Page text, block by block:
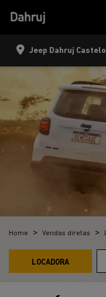
Jeep Dahruj Castelo
Home Vendas diretas
LOCADORA